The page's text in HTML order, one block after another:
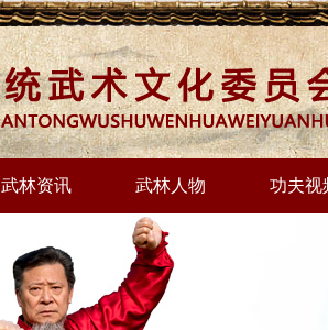
武林资讯 武林人物 功夫视